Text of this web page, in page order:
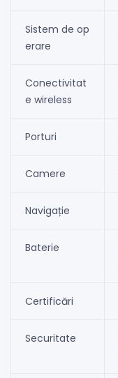
Sistem de op
erare
Conectivitat
e wireless
Porturi
Camere
Navigație
Baterie
Certificări
Securitate